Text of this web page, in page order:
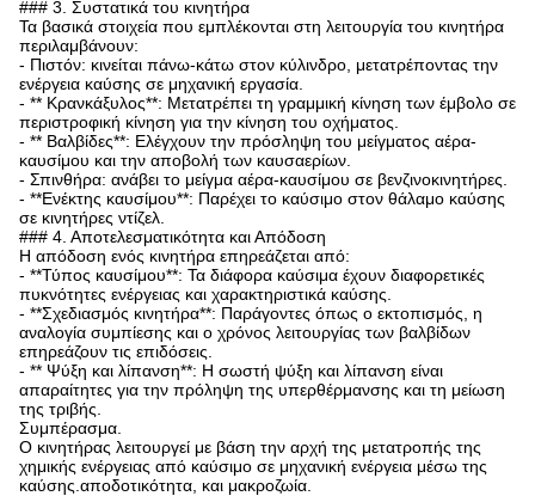
### 3. Συστατικά του κινητήρα
Τα βασικά στοιχεία που εμπλέκονται στη λειτουργία του κινητήρα
περιλαμβάνουν:
- Πιστόν: κινείται πάνω-κάτω στον κύλινδρο, μετατρέποντας την
ενέργεια καύσης σε μηχανική εργασία.
- ** Κρανκάξυλος**: Μετατρέπει τη γραμμική κίνηση των έμβολο σε
περιστροφική κίνηση για την κίνηση του οχήματος.
- ** Βαλβίδες**: Ελέγχουν την πρόσληψη του μείγματος αέρα-
καυσίμου και την αποβολή των καυσαερίων.
- Σπινθήρα: ανάβει το μείγμα αέρα-καυσίμου σε βενζινοκινητήρες.
- **Ενέκτης καυσίμου**: Παρέχει το καύσιμο στον θάλαμο καύσης
σε κινητήρες ντίζελ.
### 4. Αποτελεσματικότητα και Απόδοση
Η απόδοση ενός κινητήρα επηρεάζεται από:
- **Τύπος καυσίμου**: Τα διάφορα καύσιμα έχουν διαφορετικές
πυκνότητες ενέργειας και χαρακτηριστικά καύσης.
- **Σχεδιασμός κινητήρα**: Παράγοντες όπως ο εκτοπισμός, η
αναλογία συμπίεσης και ο χρόνος λειτουργίας των βαλβίδων
επηρεάζουν τις επιδόσεις.
- ** Ψύξη και λίπανση**: Η σωστή ψύξη και λίπανση είναι
απαραίτητες για την πρόληψη της υπερθέρμανσης και τη μείωση
της τριβής.
Συμπέρασμα.
Ο κινητήρας λειτουργεί με βάση την αρχή της μετατροπής της
χημικής ενέργειας από καύσιμο σε μηχανική ενέργεια μέσω της
καύσης.αποδοτικότητα, και μακροζωία.